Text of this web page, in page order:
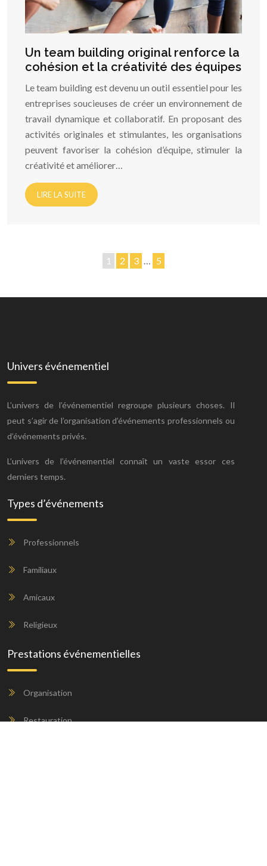
Un team building original renforce la
cohésion et la créativité des équipes
Le team building est devenu un outil essentiel pour les
entreprises soucieuses de créer un environnement de
travail dynamique et collaboratif. En proposant des
activités originales et stimulantes, les organisations
peuvent favoriser la cohésion d’équipe, stimuler la
créativité et améliorer…
LIRE LA SUITE
1 2 3 5
Univers événementiel
L’univers de l’événementiel regroupe plusieurs choses. Il
peut s’agir de l’organisation d’événements professionnels ou
d’événements privés.
L’univers de l’événementiel connaît un vaste essor ces
derniers temps.
Types d’événements
Professionnels
Familiaux
Amicaux
Religieux
Prestations événementielles
Organisation
Restauration